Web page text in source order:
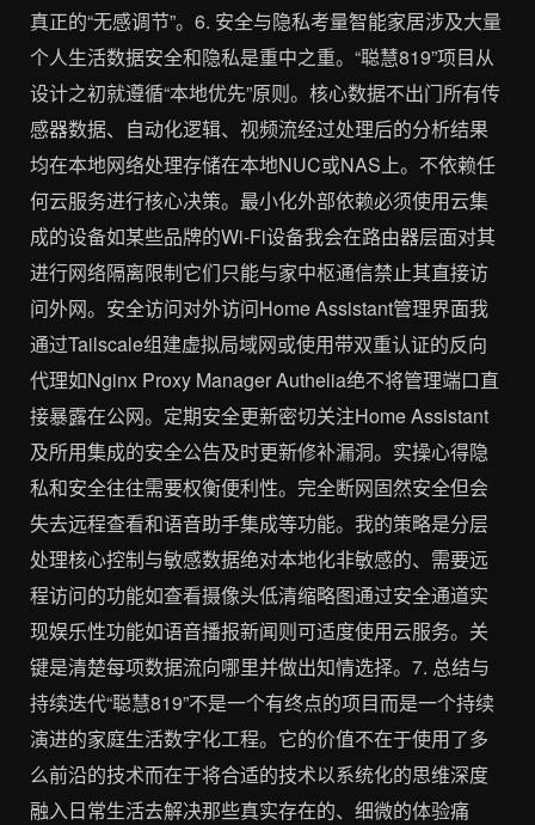
真正的“无感调节”。6. 安全与隐私考量智能家居涉及大量
个人生活数据安全和隐私是重中之重。“聪慧819”项目从
设计之初就遵循“本地优先”原则。核心数据不出门所有传
感器数据、自动化逻辑、视频流经过处理后的分析结果
均在本地网络处理存储在本地NUC或NAS上。不依赖任
何云服务进行核心决策。最小化外部依赖必须使用云集
成的设备如某些品牌的Wi-Fi设备我会在路由器层面对其
进行网络隔离限制它们只能与家中枢通信禁止其直接访
问外网。安全访问对外访问Home Assistant管理界面我
通过Tailscale组建虚拟局域网或使用带双重认证的反向
代理如Nginx Proxy Manager Authelia绝不将管理端口直
接暴露在公网。定期安全更新密切关注Home Assistant
及所用集成的安全公告及时更新修补漏洞。实操心得隐
私和安全往往需要权衡便利性。完全断网固然安全但会
失去远程查看和语音助手集成等功能。我的策略是分层
处理核心控制与敏感数据绝对本地化非敏感的、需要远
程访问的功能如查看摄像头低清缩略图通过安全通道实
现娱乐性功能如语音播报新闻则可适度使用云服务。关
键是清楚每项数据流向哪里并做出知情选择。7. 总结与
持续迭代“聪慧819”不是一个有终点的项目而是一个持续
演进的家庭生活数字化工程。它的价值不在于使用了多
么前沿的技术而在于将合适的技术以系统化的思维深度
融入日常生活去解决那些真实存在的、细微的体验痛